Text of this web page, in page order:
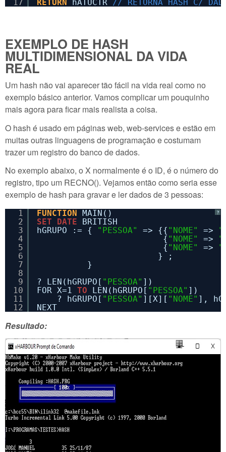
17
RETURN
hATUCTR // RETORNA HASH C/
EXEMPLO DE HASH
MULTIDIMENSIONAL DA VIDA
REAL
Um hash não vai aparecer tão fácil na vida real como no
exemplo básico anterior. Vamos complicar um pouquinho
mais agora para ficar mais realista a coisa.
O hash é usado em páginas web, web-services e estão em
muitas outras linguagens de programação e costumam
trazer um registro do banco de dados.
No exemplo abaixo, o X normalmente é o ID, é o número do
registro, tipo um RECNO(). Vejamos então como seria esse
exemplo de hash para gravar e ler dados de 3 pessoas:
?
1
2
3
4
5
6
7
8
9
10
11
12
FUNCTION
MAIN()
SET
DATE
BRITISH
hGRUPO := {
"PESSOA" => {{ "NOME" =>
{ "NOME" =>
{ "NOME" =>
} ;
}
? LEN(hGRUPO[ "PESSOA" ])
FOR X=1 TO LEN(hGRUPO[ "PESSOA" ])
? hGRUPO[ "PESSOA" ][X][ "NOME" ],
NEXT
Resultado: